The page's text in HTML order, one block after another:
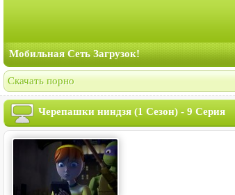
Мобильная Сеть Загрузок!
Скачать порно
Черепашки ниндзя (1 Сезон) - 9 Серия